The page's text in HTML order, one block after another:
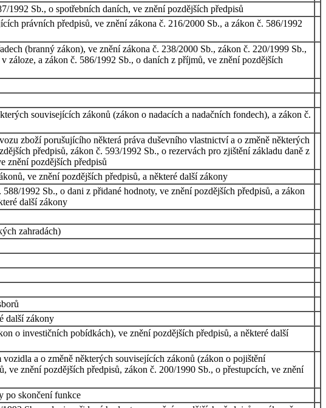
1992 Sb., o spotřebních daních, ve znění pozdějších předpisů
právních předpisů, ve znění zákona č. 216/2000 Sb., a zákon č. 586/1992
(branný zákon), ve znění zákona č. 238/2000 Sb., zákon č. 220/1999 Sb.,
a zákon č. 586/1992 Sb., o daních z příjmů, ve znění pozdějších
souvisejících zákonů (zákon o nadacích a nadačních fondech), a zákon č.
zboží porušujícího některá práva duševního vlastnictví a o změně některých
předpisů, zákon č. 593/1992 Sb., o rezervách pro zjištění základu daně z
znění pozdějších předpisů
ve znění pozdějších předpisů, a některé další zákony
1992 Sb., o dani z přidané hodnoty, ve znění pozdějších předpisů, a zákon
další zákony
zahradách)
další zákony
o investičních pobídkách), ve znění pozdějších předpisů, a některé další
a o změně některých souvisejících zákonů (zákon o pojištění
znění pozdějších předpisů, zákon č. 200/1990 Sb., o přestupcích, ve znění
po skončení funkce